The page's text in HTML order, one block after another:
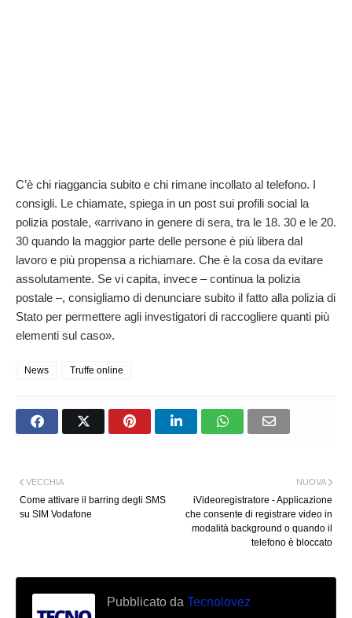
C’è chi riaggancia subito e chi rimane incollato al telefono. I
consigli. Le chiamate, spiega in un post sui profili social la
polizia postale, «arrivano in genere di sera, tra le 18. 30 e le 20.
30 quando la maggior parte delle persone è più libera dal
lavoro e più propensa a richiamare. Che è la cosa da evitare
assolutamente. Se vi capita, invece – continua la polizia
postale –, consigliamo di denunciare subito il fatto alla polizia di
Stato per permettere agli investigatori di raccogliere quanti più
elementi sul caso».
News Truffe online
NUOVA
iVideoregistratore - Applicazione
che consente di registrare video in
modalità background o quando il
telefono è bloccato
VECCHIA
Come attivare il barring degli SMS
su SIM Vodafone
Pubblicato da Tecnolovez